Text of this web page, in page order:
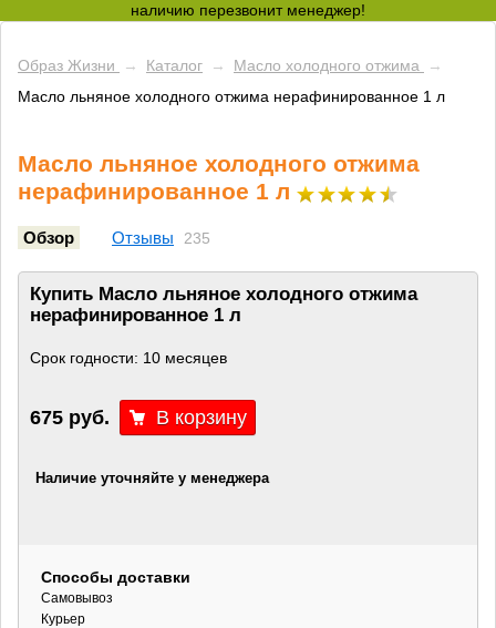
наличию перезвонит менеджер!
Образ Жизни → Каталог → Масло холодного отжима
→
Масло льняное холодного отжима нерафинированное 1 л
Масло льняное холодного отжима
нерафинированное 1 л
Обзор Отзывы 235
Купить Масло льняное холодного отжима
нерафинированное 1 л
Срок годности: 10 месяцев
675 руб.
Наличие уточняйте у менеджера
Способы доставки
Самовывоз
Курьер